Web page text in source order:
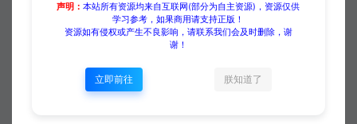
付费下载
声明：本站所有资源均来自互联网(部分为自主资源)，资源仅供
学习参考，如果商用请支持正版！
资源如有侵权或产生不良影响，请联系我们会及时删除，谢
谢！
立即前往 朕知道了